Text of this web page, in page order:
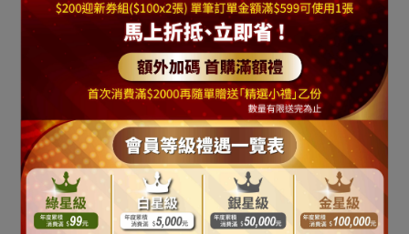
摩達客 芊柔超濃縮清除衣
物病毒洗衣球20入袋裝*2
入 台灣製造
#CR261701002
NT$489 NT$500
加入購物車
摩達客 芊柔超濃縮清除衣
物病毒洗衣球20入袋裝*6
入 台灣製造
#CR261701003
NT$1,399 NT$1,500
加入購物車